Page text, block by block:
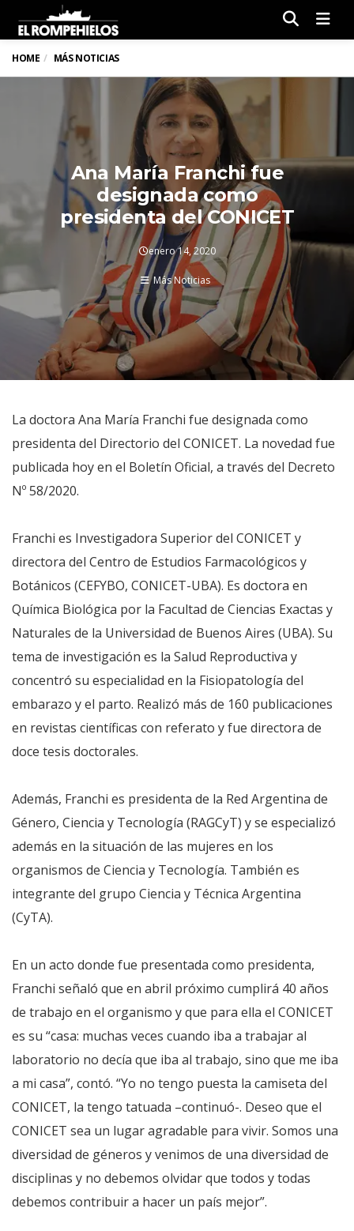
HOME MÁS NOTICIAS
Ana María Franchi fue
designada como
presidenta del CONICET
enero 14, 2020
Más Noticias
La doctora Ana María Franchi fue designada como
presidenta del Directorio del CONICET. La novedad fue
publicada hoy en el Boletín Oficial, a través del Decreto
Nº 58/2020.
Franchi es Investigadora Superior del CONICET y
directora del Centro de Estudios Farmacológicos y
Botánicos (CEFYBO, CONICET-UBA). Es doctora en
Química Biológica por la Facultad de Ciencias Exactas y
Naturales de la Universidad de Buenos Aires (UBA). Su
tema de investigación es la Salud Reproductiva y
concentró su especialidad en la Fisiopatología del
embarazo y el parto. Realizó más de 160 publicaciones
en revistas científicas con referato y fue directora de
doce tesis doctorales.
Además, Franchi es presidenta de la Red Argentina de
Género, Ciencia y Tecnología (RAGCyT) y se especializó
además en la situación de las mujeres en los
organismos de Ciencia y Tecnología. También es
integrante del grupo Ciencia y Técnica Argentina
(CyTA).
En un acto donde fue presentada como presidenta,
Franchi señaló que en abril próximo cumplirá 40 años
de trabajo en el organismo y que para ella el CONICET
es su “casa: muchas veces cuando iba a trabajar al
laboratorio no decía que iba al trabajo, sino que me iba
a mi casa”, contó. “Yo no tengo puesta la camiseta del
CONICET, la tengo tatuada –continuó-. Deseo que el
CONICET sea un lugar agradable para vivir. Somos una
diversidad de géneros y venimos de una diversidad de
disciplinas y no debemos olvidar que todos y todas
debemos contribuir a hacer un país mejor”.